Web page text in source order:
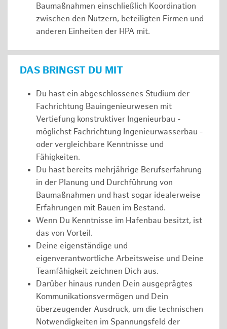
Baumaßnahmen einschließlich Koordination
zwischen den Nutzern, beteiligten Firmen und
anderen Einheiten der HPA mit.
DAS BRINGST DU MIT
Du hast ein abgeschlossenes Studium der
Fachrichtung Bauingenieurwesen mit
Vertiefung konstruktiver Ingenieurbau -
möglichst Fachrichtung Ingenieurwasserbau -
oder vergleichbare Kenntnisse und
Fähigkeiten.
Du hast bereits mehrjährige Berufserfahrung
in der Planung und Durchführung von
Baumaßnahmen und hast sogar idealerweise
Erfahrungen mit Bauen im Bestand.
Wenn Du Kenntnisse im Hafenbau besitzt, ist
das von Vorteil.
Deine eigenständige und
eigenverantwortliche Arbeitsweise und Deine
Teamfähigkeit zeichnen Dich aus.
Darüber hinaus runden Dein ausgeprägtes
Kommunikationsvermögen und Dein
überzeugender Ausdruck, um die technischen
Notwendigkeiten im Spannungsfeld der